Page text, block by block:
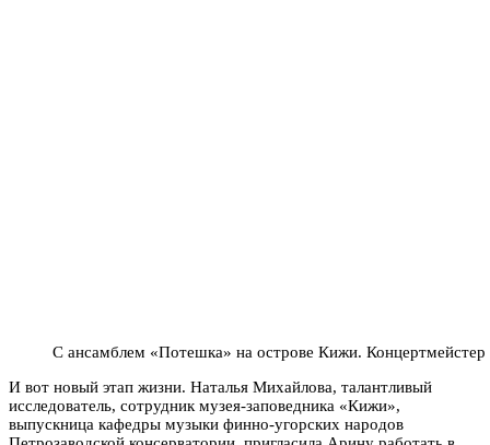
С ансамблем «Потешка» на острове Кижи.
И вот новый этап жизни. Наталья Михайлова, талантливый
исследователь, сотрудник музея-заповедника «Кижи»,
выпускница кафедры музыки финно-угорских народов